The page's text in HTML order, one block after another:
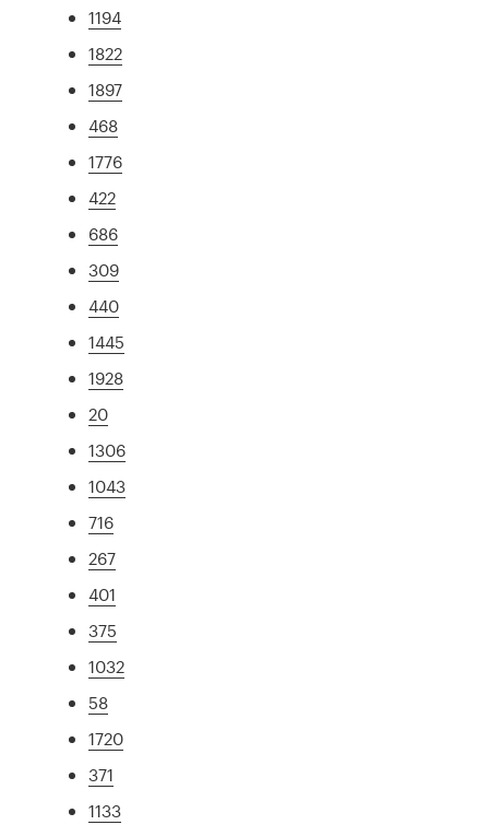
1194
1822
1897
468
1776
422
686
309
440
1445
1928
20
1306
1043
716
267
401
375
1032
58
1720
371
1133